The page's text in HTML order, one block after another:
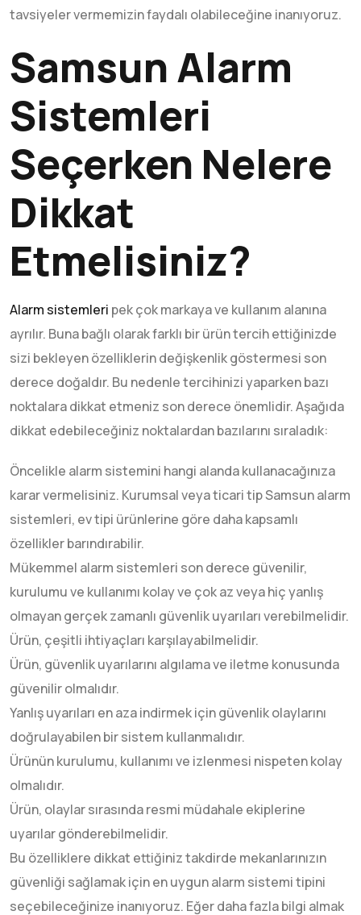
tavsiyeler vermemizin faydalı olabileceğine inanıyoruz.
Samsun Alarm
Sistemleri
Seçerken Nelere
Dikkat
Etmelisiniz?
Alarm sistemleri pek çok markaya ve kullanım alanına
ayrılır. Buna bağlı olarak farklı bir ürün tercih ettiğinizde
sizi bekleyen özelliklerin değişkenlik göstermesi son
derece doğaldır. Bu nedenle tercihinizi yaparken bazı
noktalara dikkat etmeniz son derece önemlidir. Aşağıda
dikkat edebileceğiniz noktalardan bazılarını sıraladık:
Öncelikle alarm sistemini hangi alanda kullanacağınıza
karar vermelisiniz. Kurumsal veya ticari tip Samsun alarm
sistemleri, ev tipi ürünlerine göre daha kapsamlı
özellikler barındırabilir.
Mükemmel alarm sistemleri son derece güvenilir,
kurulumu ve kullanımı kolay ve çok az veya hiç yanlış
olmayan gerçek zamanlı güvenlik uyarıları verebilmelidir.
Ürün, çeşitli ihtiyaçları karşılayabilmelidir.
Ürün, güvenlik uyarılarını algılama ve iletme konusunda
güvenilir olmalıdır.
Yanlış uyarıları en aza indirmek için güvenlik olaylarını
doğrulayabilen bir sistem kullanmalıdır.
Ürünün kurulumu, kullanımı ve izlenmesi nispeten kolay
olmalıdır.
Ürün, olaylar sırasında resmi müdahale ekiplerine
uyarılar gönderebilmelidir.
Bu özelliklere dikkat ettiğiniz takdirde mekanlarınızın
güvenliği sağlamak için en uygun alarm sistemi tipini
seçebileceğinize inanıyoruz. Eğer daha fazla bilgi almak